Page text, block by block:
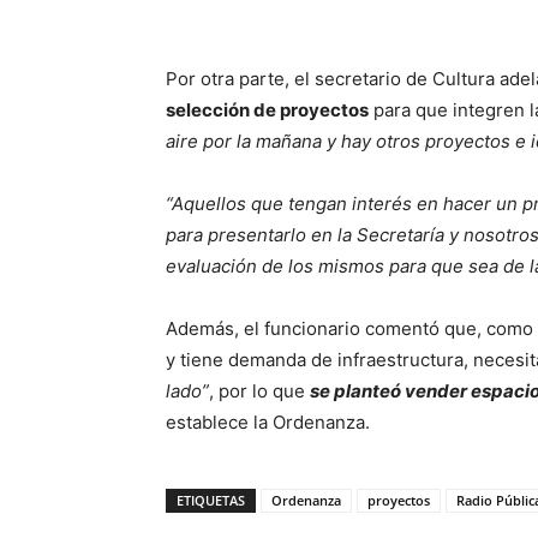
Por otra parte, el secretario de Cultura
selección de proyectos para que integren
aire por la mañana y hay otros proyectos e
“Aquellos que tengan interés en hacer un
para presentarlo en la Secretaría y
evaluación de los mismos para que sea de
Además, el funcionario comentó que,
y tiene demanda de infraestructura,
lado”, por lo que se planteó vender
establece la Ordenanza.
ETIQUETAS Ordenanza proyectos Radio